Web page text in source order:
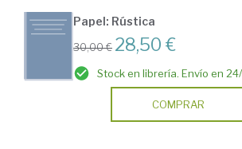
Papel: Rústica
30,00 € 28,50 €
Stock en librería. Envío en
COMPRAR